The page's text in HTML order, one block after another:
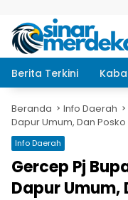
Berita Terkini
Beranda Info Daerah
Dapur Umum, Dan
Info Daerah
Gercep Pj
Dapur Umum,